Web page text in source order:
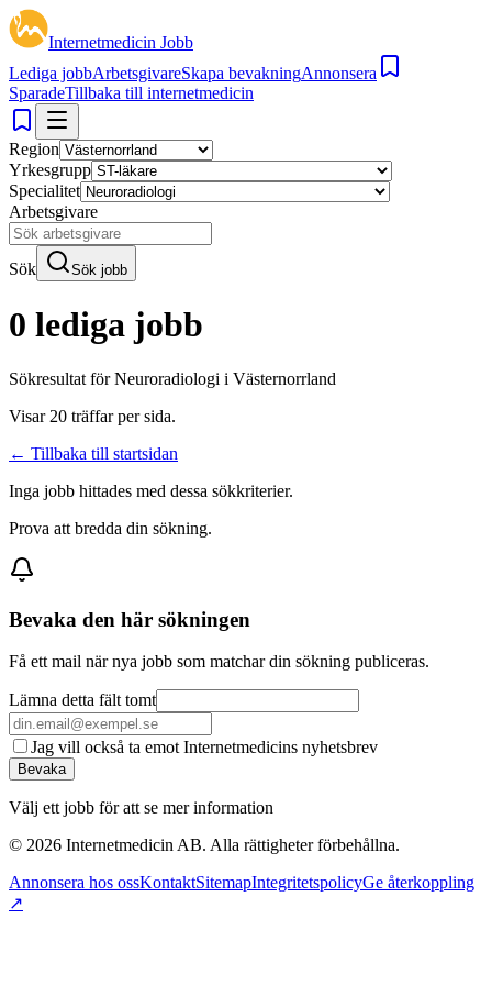
Internetmedicin Jobb
Lediga jobbArbetsgivareSkapa bevakningAnnonsera
SparadeTillbaka till internetmedicin
Region
Yrkesgrupp
Specialitet
Arbetsgivare
Sök Sök jobb
0 lediga jobb
Sökresultat förNeuroradiologi i Västernorrland
Visar 20 träffar per sida.
← Tillbaka till startsidan
Inga jobb hittades med dessa sökkriterier.
Prova att bredda din sökning.
Bevaka den här sökningen
Få ett mail när nya jobb som matchar din sökning publiceras.
Lämna detta fält tomt
Jag vill också ta emot Internetmedicins nyhetsbrev
Bevaka
Välj ett jobb för att se mer information
© 2026 Internetmedicin AB. Alla rättigheter förbehållna.
Annonsera hos ossKontaktSitemapIntegritetspolicyGe återkoppling
↗